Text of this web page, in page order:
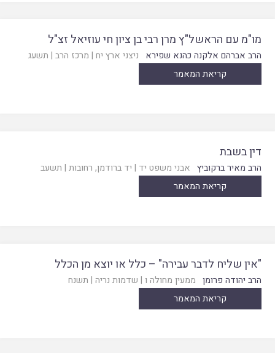
מו"מ עם הראשל"ץ מרן רבי בן ציון חי עוזיאל זצ"ל
הרב אברהם אלקנה כהנא שפירא ניצני ארץ יח | מרכז הרב | תשעג
קריאת המאמר
דין בשבת
הרב מאיר ברקוביץ אבני משפט יד | יד ברודמן, רחובות | תשעב
קריאת המאמר
"אין שליח לדבר עבירה" – כלל או יוצא מן הכלל
הרב יהודה פרומן ממעין מחולה ו | שדמות נריה | תשנח
קריאת המאמר